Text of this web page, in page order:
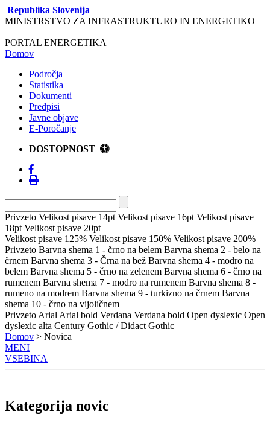
Republika Slovenija
MINISTRSTVO ZA INFRASTRUKTURO IN ENERGETIKO
PORTAL ENERGETIKA
Domov
Področja
Statistika
Dokumenti
Predpisi
Javne objave
E-Poročanje
DOSTOPNOST
Privzeto Velikost pisave 14pt Velikost pisave 16pt Velikost pisave
18pt Velikost pisave 20pt
Velikost pisave 125% Velikost pisave 150% Velikost pisave 200%
Privzeto Barvna shema 1 - črno na belem Barvna shema 2 - belo na
črnem Barvna shema 3 - Črna na bež Barvna shema 4 - modro na
belem Barvna shema 5 - črno na zelenem Barvna shema 6 - črno na
rumenem Barvna shema 7 - modro na rumenem Barvna shema 8 -
rumeno na modrem Barvna shema 9 - turkizno na črnem Barvna
shema 10 - črno na vijoličnem
Privzeto Arial Arial bold Verdana Verdana bold Open dyslexic Open
dyslexic alta Century Gothic / Didact Gothic
Domov > Novica
MENI
VSEBINA
Kategorija novic